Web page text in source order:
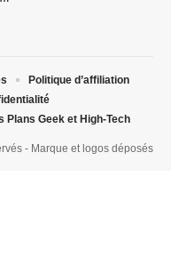
- Marque et logos déposés
Politique d’affiliation
Plans Geek et High-Tech